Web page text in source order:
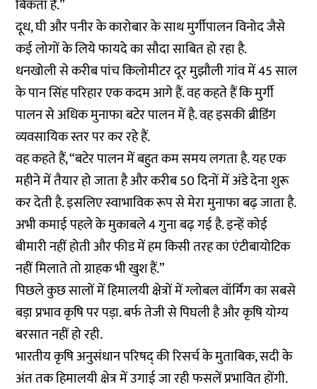
बिकता है.”
दूध, घी और पनीर के कारोबार के साथ मुर्गीपालन विनोद जैसे
कई लोगों के लिये फायदे का सौदा साबित हो रहा है.
धनखोली से करीब पांच किलोमीटर दूर मुझौली गांव में 45 साल
के पान सिंह परिहार एक कदम आगे हैं. वह कहते हैं कि मुर्गी
पालन से अधिक मुनाफा बटेर पालन में है. वह इसकी ब्रीडिंग
व्यवसायिक स्तर पर कर रहे हैं.
वह कहते हैं, “बटेर पालन में बहुत कम समय लगता है. यह एक
महीने में तैयार हो जाता है और करीब 50 दिनों में अंडे देना शुरू
कर देती है. इसलिए स्वाभाविक रूप से मेरा मुनाफा बढ़ जाता है.
अभी कमाई पहले के मुकाबले 4 गुना बढ़ गई है. इन्हें कोई
बीमारी नहीं होती और फीड में हम किसी तरह का एंटीबायोटिक
नहीं मिलाते तो ग्राहक भी खुश हैं.”
पिछले कुछ सालों में हिमालयी क्षेत्रों में ग्लोबल वॉर्मिंग का सबसे
बड़ा प्रभाव कृषि पर पड़ा. बर्फ तेजी से पिघली है और कृषि योग्य
बरसात नहीं हो रही.
भारतीय कृषि अनुसंधान परिषद् की रिसर्च के मुताबिक, सदी के
अंत तक हिमालयी क्षेत्र में उगाई जा रही फसलें प्रभावित होंगी.